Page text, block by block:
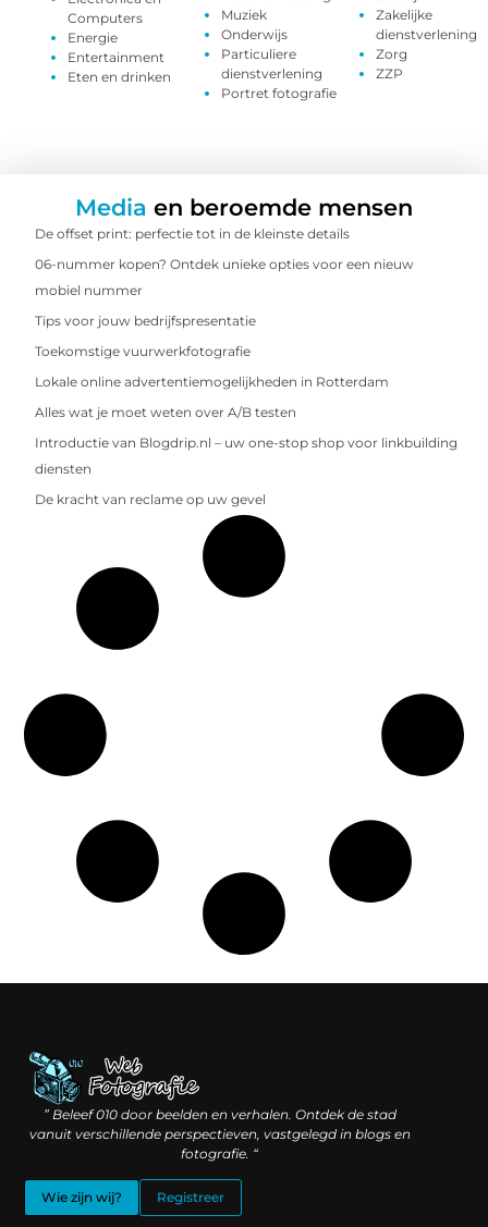
Computers
Energie
Entertainment
Eten en drinken
Muziek
Onderwijs
Particuliere
dienstverlening
Portret fotografie
Zakelijke
dienstverlening
Zorg
ZZP
Media en beroemde mensen
De offset print: perfectie tot in de kleinste details
06-nummer kopen? Ontdek unieke opties voor een nieuw
mobiel nummer
Tips voor jouw bedrijfspresentatie
Toekomstige vuurwerkfotografie
Lokale online advertentiemogelijkheden in Rotterdam
Alles wat je moet weten over A/B testen
Introductie van Blogdrip.nl – uw one-stop shop voor linkbuilding
diensten
De kracht van reclame op uw gevel
” Beleef 010 door beelden en verhalen. Ontdek de stad
vanuit verschillende perspectieven, vastgelegd in blogs en
fotografie. “
Wie zijn wij? Registreer